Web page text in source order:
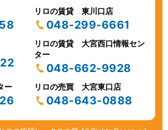
リロの賃貸 東川口店
048-299-6661
リロの賃貸 大宮西口情報セン
ター
048-662-9928
ー リロの売買 大宮東口店
048-643-0888